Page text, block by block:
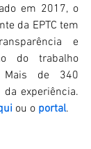
em 2017, o
da EPTC tem
e
do trabalho
Mais de 340
experiência.
ou o portal.